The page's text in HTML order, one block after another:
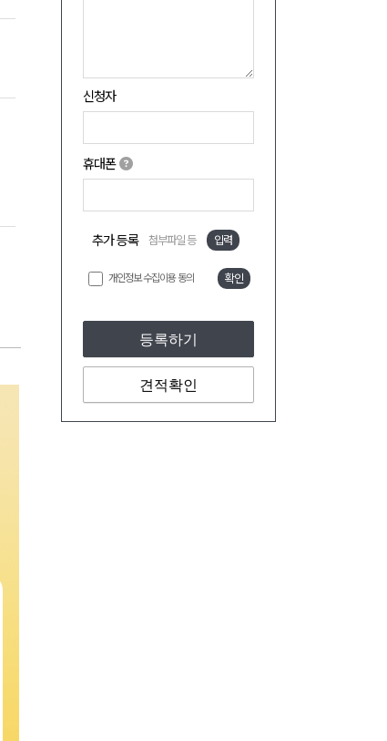
신청자
휴대폰
추가 등록 첨부파일 등 입력
개인정보 수집이용 동의 확인
등록하기
견적확인